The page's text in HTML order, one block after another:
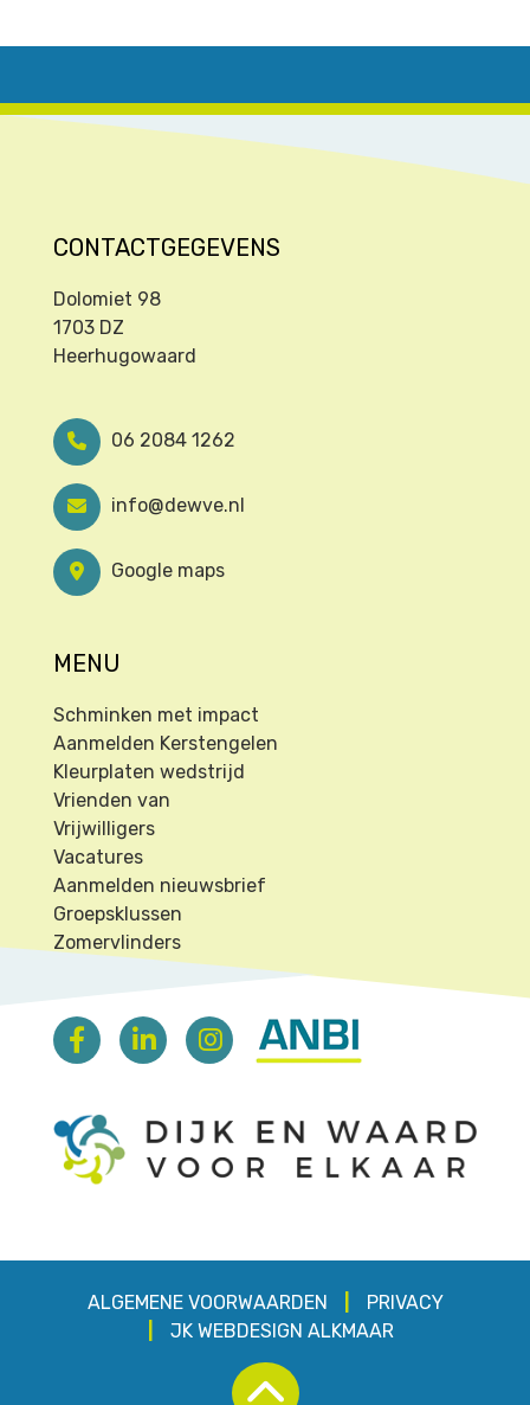
CONTACTGEGEVENS
Dolomiet 98
1703 DZ
Heerhugowaard
06 2084 1262
info@dewve.nl
Google maps
MENU
Schminken met impact
Aanmelden Kerstengelen
Kleurplaten wedstrijd
Vrienden van
Vrijwilligers
Vacatures
Aanmelden nieuwsbrief
Groepsklussen
Zomervlinders
ALGEMENE VOORWAARDEN
PRIVACY
JK WEBDESIGN ALKMAAR